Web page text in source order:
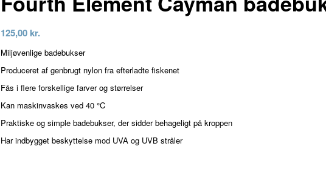
125,00 kr.
Miljøvenlige badebukser
Produceret af genbrugt nylon fra efterladte fiskenet
Fås i flere forskellige farver og størrelser
Kan maskinvaskes ved 40 °C
Praktiske og simple badebukser, der sidder behageligt på kroppen
Har indbygget beskyttelse mod UVA og UVB stråler